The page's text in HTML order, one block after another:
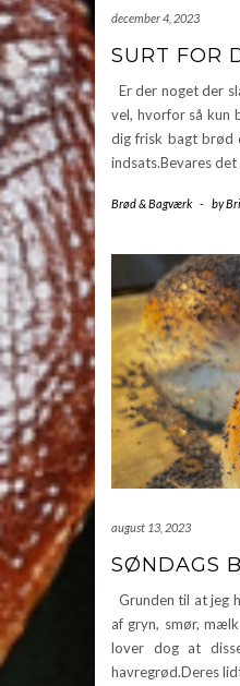
december 4, 2023
SURT FOR
Er der noget der
vel, hvorfor så kun
dig frisk bagt brød
indsats.Bevares
Brød & Bagværk - by
august 13, 2023
SØNDAGS
Grunden til at jeg
af gryn, smør,
lover dog at
havregrød.Deres